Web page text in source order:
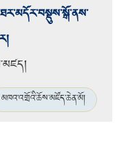
མཁའ་འགྲོའི་ཆོས་མཛོད་ཆེན་མོ།